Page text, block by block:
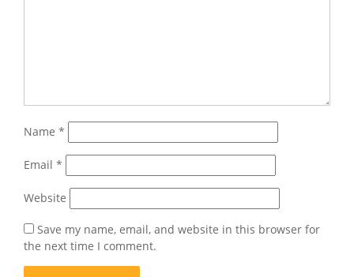
Name *
Email *
Website
Save my name, email, and website in this browser for
the next time I comment.